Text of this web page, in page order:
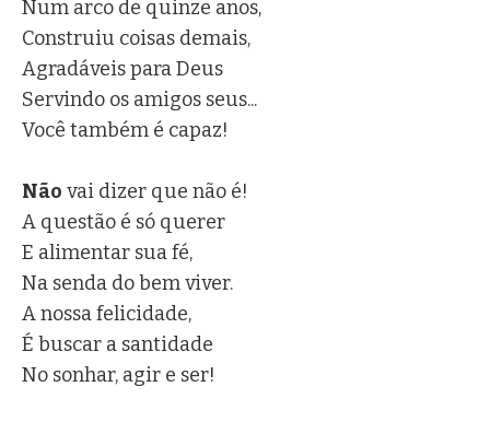
Num arco de quinze anos,
Construiu coisas demais,
Agradáveis para Deus
Servindo os amigos seus...
Você também é capaz!
Não vai dizer que não é!
A questão é só querer
E alimentar sua fé,
Na senda do bem viver.
A nossa felicidade,
É buscar a santidade
No sonhar, agir e ser!